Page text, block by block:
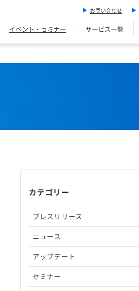
お問い合わせ
イベント・セミナー サービス一覧
カテゴリー
プレスリリース
ニュース
アップデート
セミナー